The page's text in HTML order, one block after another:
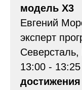
модель X3
Евгений
эксперт
13:00 - 13:25